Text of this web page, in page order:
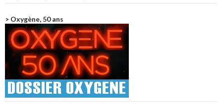
> Oxygène, 50 ans